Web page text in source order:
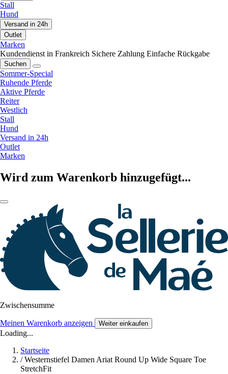
Stall
Hund
Versand in 24h
Outlet
Marken
Kundendienst in Frankreich Sichere Zahlung Einfache Rückgabe
Suchen
Sommer-Special
Ruhende Pferde
Aktive Pferde
Reiter
Westlich
Stall
Hund
Versand in 24h
Outlet
Marken
Wird zum Warenkorb hinzugefügt...
Zwischensumme
Meinen Warenkorb anzeigen Weiter einkaufen
Loading...
Startseite
/ Westernstiefel Damen Ariat Round Up Wide Square Toe
StretchFit